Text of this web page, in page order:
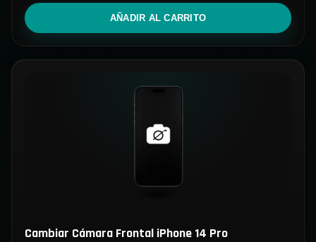
AÑADIR AL CARRITO
Cambiar Cámara Frontal iPhone 14 Pro